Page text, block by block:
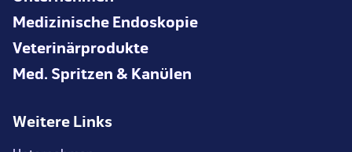
Medizinische Endoskopie
Veterinärprodukte
Med. Spritzen & Kanülen
Weitere Links